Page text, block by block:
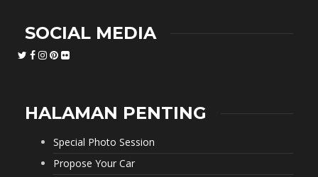
SOCIAL MEDIA
HALAMAN PENTING
Special Photo Session
Propose Your Car